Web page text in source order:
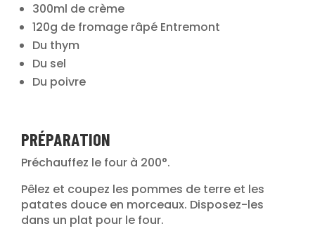
300ml de crème
120g de fromage râpé Entremont
Du thym
Du sel
Du poivre
PRÉPARATION
Préchauffez le four à 200°.
Pêlez et coupez les pommes de terre et les
patates douce en morceaux. Disposez-les
dans un plat pour le four.